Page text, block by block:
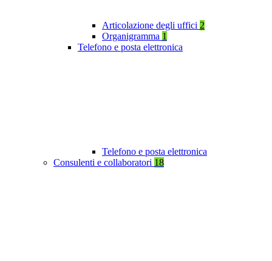
Articolazione degli uffici 2
Organigramma 1
Telefono e posta elettronica
Telefono e posta elettronica
Consulenti e collaboratori 18